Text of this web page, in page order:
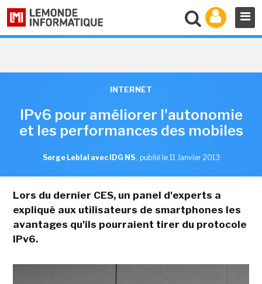
INTERNET
IPv6 pour améliorer l'autonomie
et les performances des mobiles
Serge Leblal avec IDG NS , publié le 11 Janvier 2013
Lors du dernier CES, un panel d'experts a
expliqué aux utilisateurs de smartphones les
avantages qu'ils pourraient tirer du protocole
IPv6.